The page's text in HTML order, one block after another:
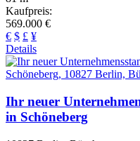
Kaufpreis:
569.000 €
€ $ £ ¥
Details
Ihr neuer
in Schöneberg